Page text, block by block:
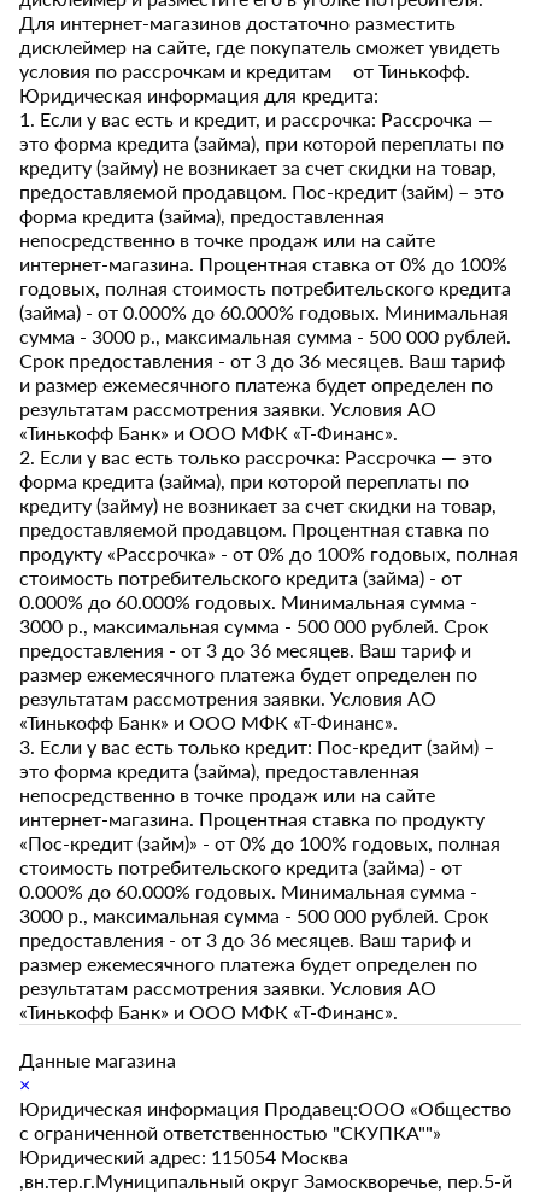
Для интернет-магазинов достаточно разместить
дисклеймер на сайте, где покупатель сможет увидеть
условия по рассрочкам и кредитам от Тинькофф.
Юридическая информация для кредита:
1. Если у вас есть и кредит, и рассрочка: Рассрочка —
это форма кредита (займа), при которой переплаты по
кредиту (займу) не возникает за счет скидки на товар,
предоставляемой продавцом. Пос-кредит (займ) – это
форма кредита (займа), предоставленная
непосредственно в точке продаж или на сайте
интернет-магазина. Процентная ставка от 0% до 100%
годовых, полная стоимость потребительского кредита
(займа) - от 0.000% до 60.000% годовых. Минимальная
сумма - 3000 р., максимальная сумма - 500 000 рублей.
Срок предоставления - от 3 до 36 месяцев. Ваш тариф
и размер ежемесячного платежа будет определен по
результатам рассмотрения заявки. Условия АО
«Тинькофф Банк» и ООО МФК «Т-Финанс».
2. Если у вас есть только рассрочка: Рассрочка — это
форма кредита (займа), при которой переплаты по
кредиту (займу) не возникает за счет скидки на товар,
предоставляемой продавцом. Процентная ставка по
продукту «Рассрочка» - от 0% до 100% годовых, полная
стоимость потребительского кредита (займа) - от
0.000% до 60.000% годовых. Минимальная сумма -
3000 р., максимальная сумма - 500 000 рублей. Срок
предоставления - от 3 до 36 месяцев. Ваш тариф и
размер ежемесячного платежа будет определен по
результатам рассмотрения заявки. Условия АО
«Тинькофф Банк» и ООО МФК «Т-Финанс».
3. Если у вас есть только кредит: Пос-кредит (займ) –
это форма кредита (займа), предоставленная
непосредственно в точке продаж или на сайте
интернет-магазина. Процентная ставка по продукту
«Пос-кредит (займ)» - от 0% до 100% годовых, полная
стоимость потребительского кредита (займа) - от
0.000% до 60.000% годовых. Минимальная сумма -
3000 р., максимальная сумма - 500 000 рублей. Срок
предоставления - от 3 до 36 месяцев. Ваш тариф и
размер ежемесячного платежа будет определен по
результатам рассмотрения заявки. Условия АО
«Тинькофф Банк» и ООО МФК «Т-Финанс».
Данные магазина
×
Юридическая информация Продавец:ООО «Общество
с ограниченной ответственностью "СКУПКА""»
Юридический адрес: 115054 Москва
,вн.тер.г.Муниципальный округ Замоскворечье, пер.5-й